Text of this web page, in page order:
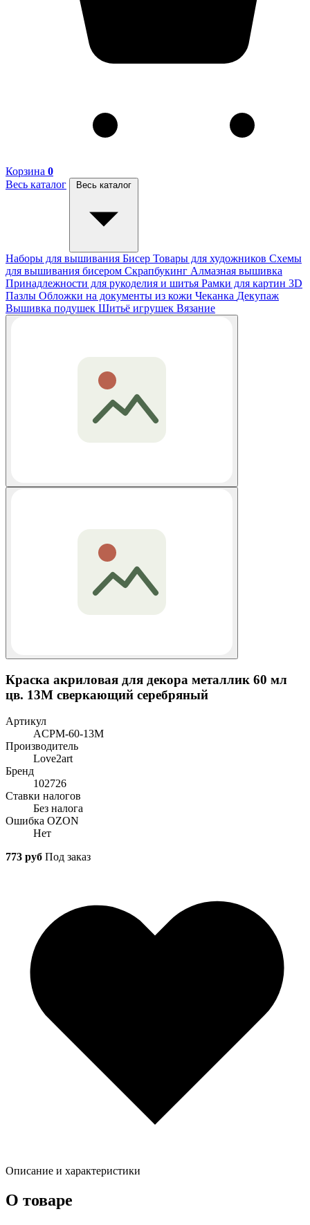
Корзина 0
Весь каталог
Весь каталог
Наборы для вышивания Бисер Товары для художников Схемы
для вышивания бисером Скрапбукинг Алмазная вышивка
Принадлежности для рукоделия и шитья Рамки для картин 3D
Пазлы Обложки на документы из кожи Чеканка Декупаж
Вышивка подушек Шитьё игрушек Вязание
Краска акриловая для декора металлик 60 мл
цв. 13М сверкающий серебряный
Артикул
ACPM-60-13М
Производитель
Love2art
Бренд
102726
Ставки налогов
Без налога
Ошибка OZON
Нет
773 руб Под заказ
Описание и характеристики
О товаре